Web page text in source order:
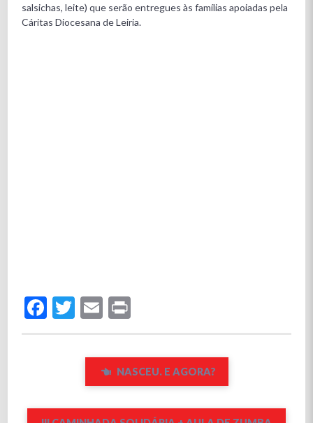
salsichas, leite) que serão entregues às famílias apoiadas pela
Cáritas Diocesana de Leiria.
Facebook
Twitter
Email
NASCEU. E AGORA?